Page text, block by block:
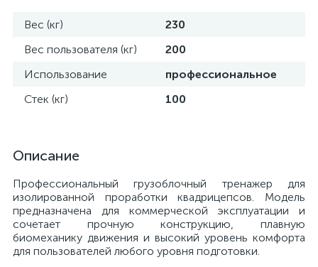
Вес (кг)
230
Вес пользователя (кг)
200
Использование
профессиональное
Стек (кг)
100
Описание
Профессиональный грузоблочный тренажер для
изолированной проработки квадрицепсов. Модель
предназначена для коммерческой эксплуатации и
сочетает прочную конструкцию, плавную
биомеханику движения и высокий уровень комфорта
для пользователей любого уровня подготовки.